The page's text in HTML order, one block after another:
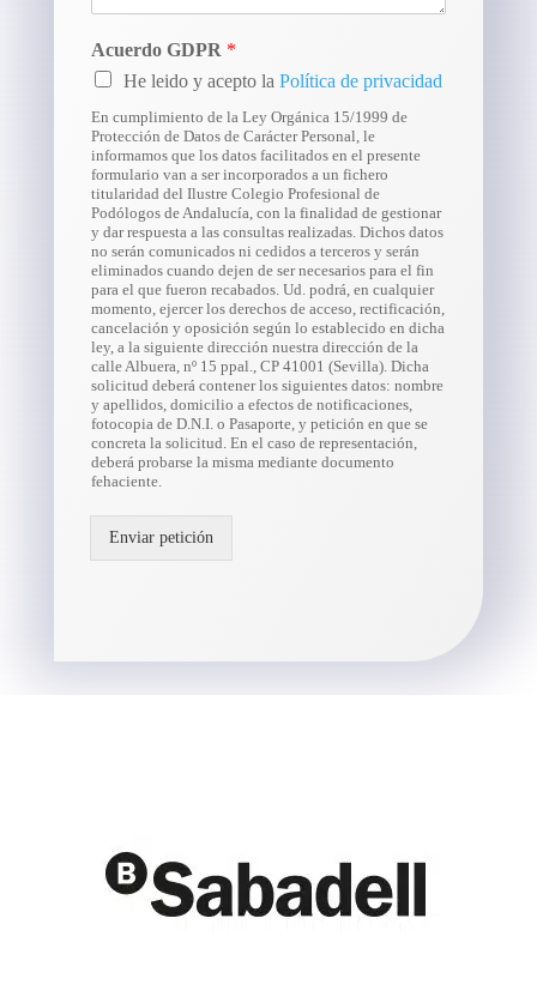
Acuerdo GDPR *
He leido y acepto la Política de privacidad
En cumplimiento de la Ley Orgánica 15/1999 de
Protección de Datos de Carácter Personal, le
informamos que los datos facilitados en el presente
formulario van a ser incorporados a un fichero
titularidad del Ilustre Colegio Profesional de
Podólogos de Andalucía, con la finalidad de gestionar
y dar respuesta a las consultas realizadas. Dichos datos
no serán comunicados ni cedidos a terceros y serán
eliminados cuando dejen de ser necesarios para el fin
para el que fueron recabados. Ud. podrá, en cualquier
momento, ejercer los derechos de acceso, rectificación,
cancelación y oposición según lo establecido en dicha
ley, a la siguiente dirección nuestra dirección de la
calle Albuera, nº 15 ppal., CP 41001 (Sevilla). Dicha
solicitud deberá contener los siguientes datos: nombre
y apellidos, domicilio a efectos de notificaciones,
fotocopia de D.N.I. o Pasaporte, y petición en que se
concreta la solicitud. En el caso de representación,
deberá probarse la misma mediante documento
fehaciente.
Enviar petición